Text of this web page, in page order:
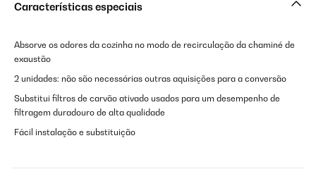
Características especiais
Absorve os odores da cozinha no modo de recirculação da chaminé de
exaustão
2 unidades: não são necessárias outras aquisições para a conversão
Substitui filtros de carvão ativado usados para um desempenho de
filtragem duradouro de alta qualidade
Fácil instalação e substituição